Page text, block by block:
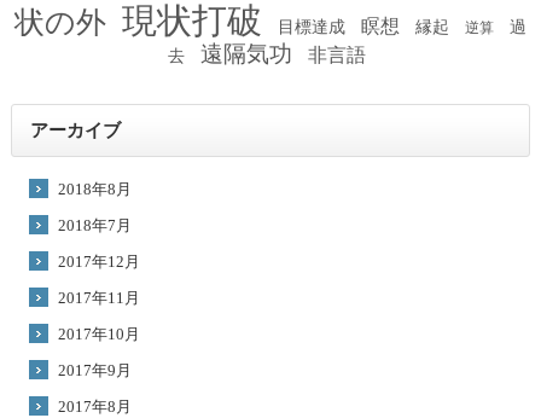
状の外 現状打破 目標達成 瞑想 縁起 逆算
過
去
遠隔気功 非言語
アーカイブ
2018年8月
2018年7月
2017年12月
2017年11月
2017年10月
2017年9月
2017年8月